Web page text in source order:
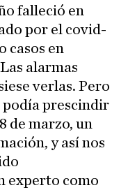
falleció en
por el covid-
casos en
alarmas
verlas. Pero
podía prescindir
de marzo, un
y así nos
experto como